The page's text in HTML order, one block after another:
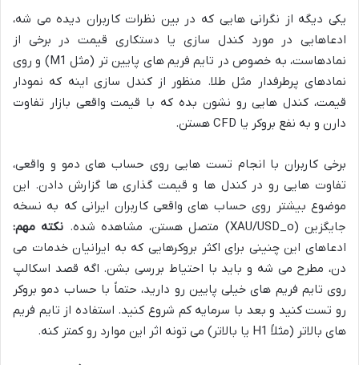
یکی دیگه از نگرانی هایی که در بین نظرات کاربران دیده می شه،
ادعاهایی در مورد کندل سازی یا دستکاری قیمت در برخی از
نمادهاست، به خصوص در تایم فریم های پایین تر (مثل M1) و روی
نمادهای پرطرفدار مثل طلا. منظور از کندل سازی اینه که نمودار
قیمت، کندل هایی رو نشون بده که با قیمت واقعی بازار تفاوت
دارن و به نفع بروکر یا CFD هستن.
برخی کاربران با انجام تست هایی روی حساب های دمو و واقعی،
تفاوت هایی رو در کندل ها و قیمت گذاری ها گزارش دادن. این
موضوع بیشتر روی حساب های واقعی کاربران ایرانی که به نسخه
جایگزین (XAU/USD_o) متصل هستن، مشاهده شده.
نکته مهم:
ادعاهای این چنینی برای اکثر بروکرهایی که به ایرانیان خدمات می
دن، مطرح می شه و باید با احتیاط بررسی بشن. اگه قصد اسکالپ
روی تایم فریم های خیلی پایین رو دارید، حتماً با حساب دمو بروکر
رو تست کنید و بعد با سرمایه کم شروع کنید. استفاده از تایم فریم
های بالاتر (مثلاً H1 یا بالاتر) می تونه اثر این موارد رو کمتر کنه.